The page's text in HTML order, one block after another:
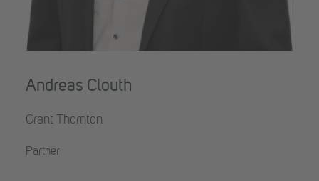
Andreas Clouth
Grant Thornton
Partner